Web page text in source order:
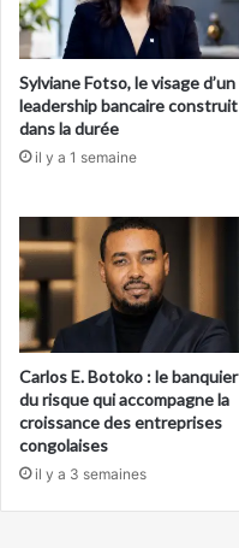
Sylviane Fotso, le visage d’un
leadership bancaire construit
dans la durée
il y a 1 semaine
Carlos E. Botoko : le banquier
du risque qui accompagne la
croissance des entreprises
congolaises
il y a 3 semaines